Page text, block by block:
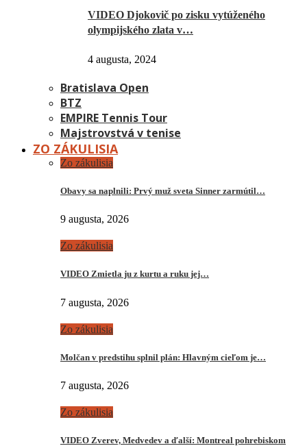
VIDEO Djokovič po zisku vytúženého
olympijského zlata v…
4 augusta, 2024
Bratislava Open
BTZ
EMPIRE Tennis Tour
Majstrovstvá v tenise
ZO ZÁKULISIA
Zo zákulisia
Obavy sa naplnili: Prvý muž sveta Sinner zarmútil…
9 augusta, 2026
Zo zákulisia
VIDEO Zmietla ju z kurtu a ruku jej…
7 augusta, 2026
Zo zákulisia
Molčan v predstihu splnil plán: Hlavným cieľom je…
7 augusta, 2026
Zo zákulisia
VIDEO Zverev, Medvedev a ďalší: Montreal pohrebiskom